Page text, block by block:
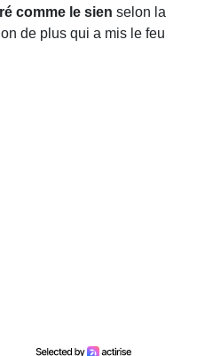
comme le sien selon la
de plus qui a mis le feu